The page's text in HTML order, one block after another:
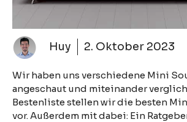
Huy 2. Oktober 2023
Wir haben uns verschiedene Mini
angeschaut und miteinander
Bestenliste stellen wir die besten
vor. Außerdem mit dabei: Ein